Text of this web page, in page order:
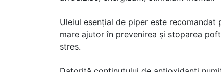
Uleiul esențial de piper este
mare ajutor în prevenirea și stoparea
stres.